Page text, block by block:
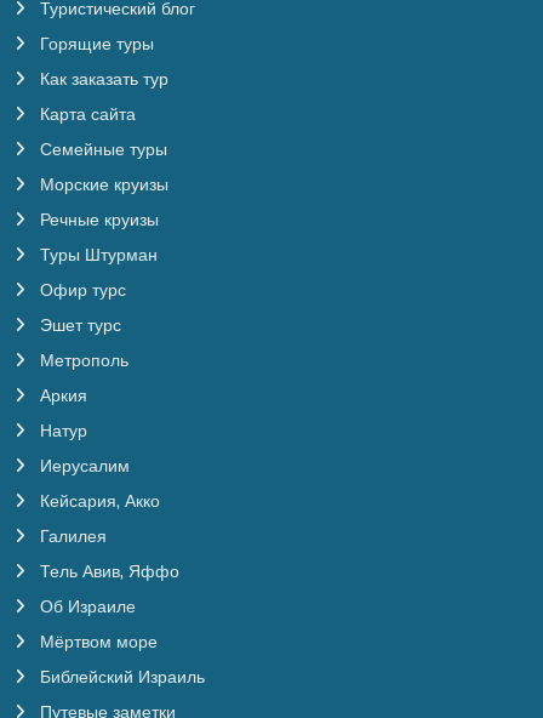
Туристический блог
Горящие туры
Как заказать тур
Карта сайта
Семейные туры
Морские круизы
Речные круизы
Туры Штурман
Офир турс
Эшет турс
Метрополь
Аркия
Натур
Иерусалим
Кейсария, Акко
Галилея
Тель Авив, Яффо
Об Израиле
Мёртвом море
Библейский Израиль
Путевые заметки